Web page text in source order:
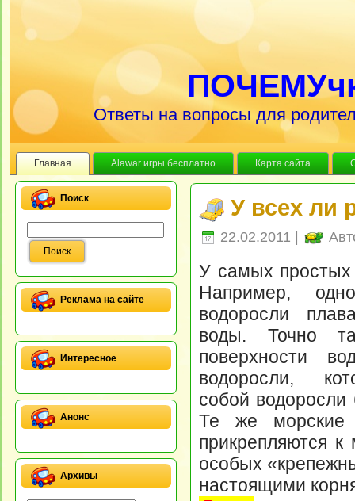
Ответы на вопросы для
Главная Alawar игры бесплатно Карта сайта
Поиск
Реклама на сайте
Интересное
Анонс
Архивы
У всех ли
22.02.2011 |
У самых простых
Например,
водоросли
воды. Точно
поверхности
водоросли,
собой водоросли
Те же морские
прикрепляются
особых
настоящими